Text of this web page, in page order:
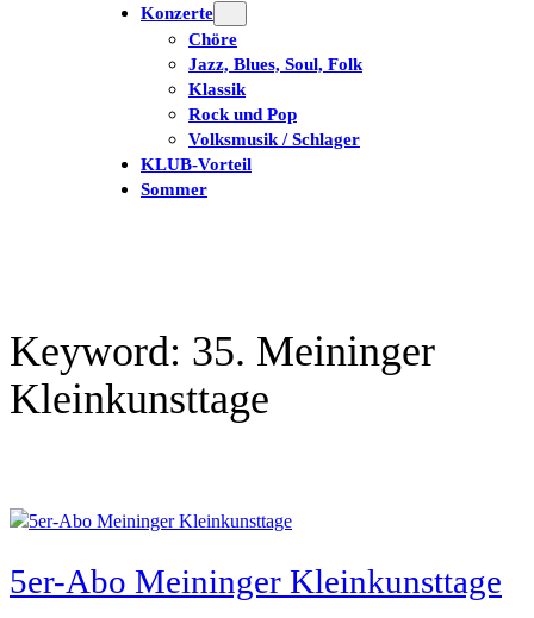
Konzerte
Chöre
Jazz, Blues, Soul, Folk
Klassik
Rock und Pop
Volksmusik / Schlager
KLUB-Vorteil
Sommer
Keyword: 35. Meininger
Kleinkunsttage
5er-Abo Meininger Kleinkunsttage